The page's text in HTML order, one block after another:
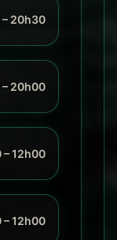
20h30
20h00
12h00
12h00